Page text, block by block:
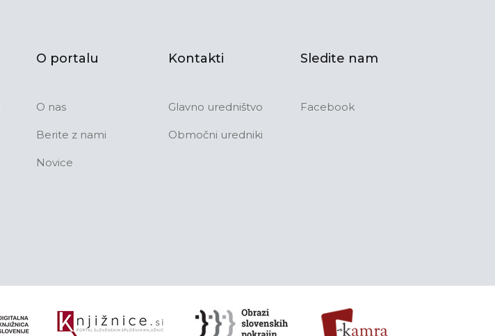
O portalu
O nas
Berite z nami
Novice
Kontakti
Glavno uredništvo
Območni uredniki
Sledite nam
Facebook